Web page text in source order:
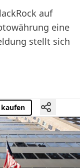
auf
eine
stellt sich